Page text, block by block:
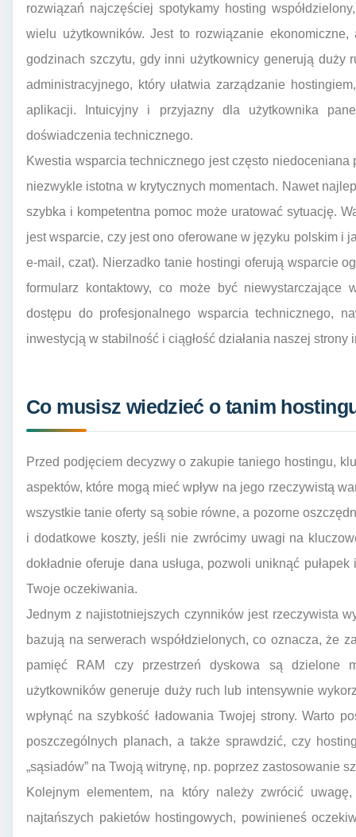
rozwiązań najczęściej spotykamy hosting
wielu użytkowników. Jest to rozwiązanie
godzinach szczytu, gdy inni użytkownicy generują duży
administracyjnego, który ułatwia zarządzanie
aplikacji. Intuicyjny i przyjazny dla użytkownika
doświadczenia technicznego.
Kwestia wsparcia technicznego jest często
niezwykle istotna w krytycznych momentach. Nawet
szybka i kompetentna pomoc może uratować sytuację.
jest wsparcie, czy jest ono oferowane w języku polskim i
e-mail, czat). Nierzadko tanie hostingi oferują wsparcie
formularz kontaktowy, co może być niewystarczające
dostępu do profesjonalnego wsparcia technicznego,
inwestycją w stabilność i ciągłość działania naszej strony
Co musisz wiedzieć o tanim
Przed podjęciem decyzwy o zakupie taniego hostingu,
aspektów, które mogą mieć wpływ na jego rzeczywistą
wszystkie tanie oferty są sobie równe, a pozorne
i dodatkowe koszty, jeśli nie zwrócimy uwagi na
dokładnie oferuje dana usługa, pozwoli uniknąć
Twoje oczekiwania.
Jednym z najistotniejszych czynników jest rzeczywista
bazują na serwerach współdzielonych, co oznacza, że
pamięć RAM czy przestrzeń dyskowa są dzielone
użytkowników generuje duży ruch lub intensywnie
wpłynąć na szybkość ładowania Twojej strony. Warto
poszczególnych planach, a także sprawdzić, czy
„sąsiadów” na Twoją witrynę, np. poprzez zastosowanie
Kolejnym elementem, na który należy zwrócić
najtańszych pakietów hostingowych, powinieneś